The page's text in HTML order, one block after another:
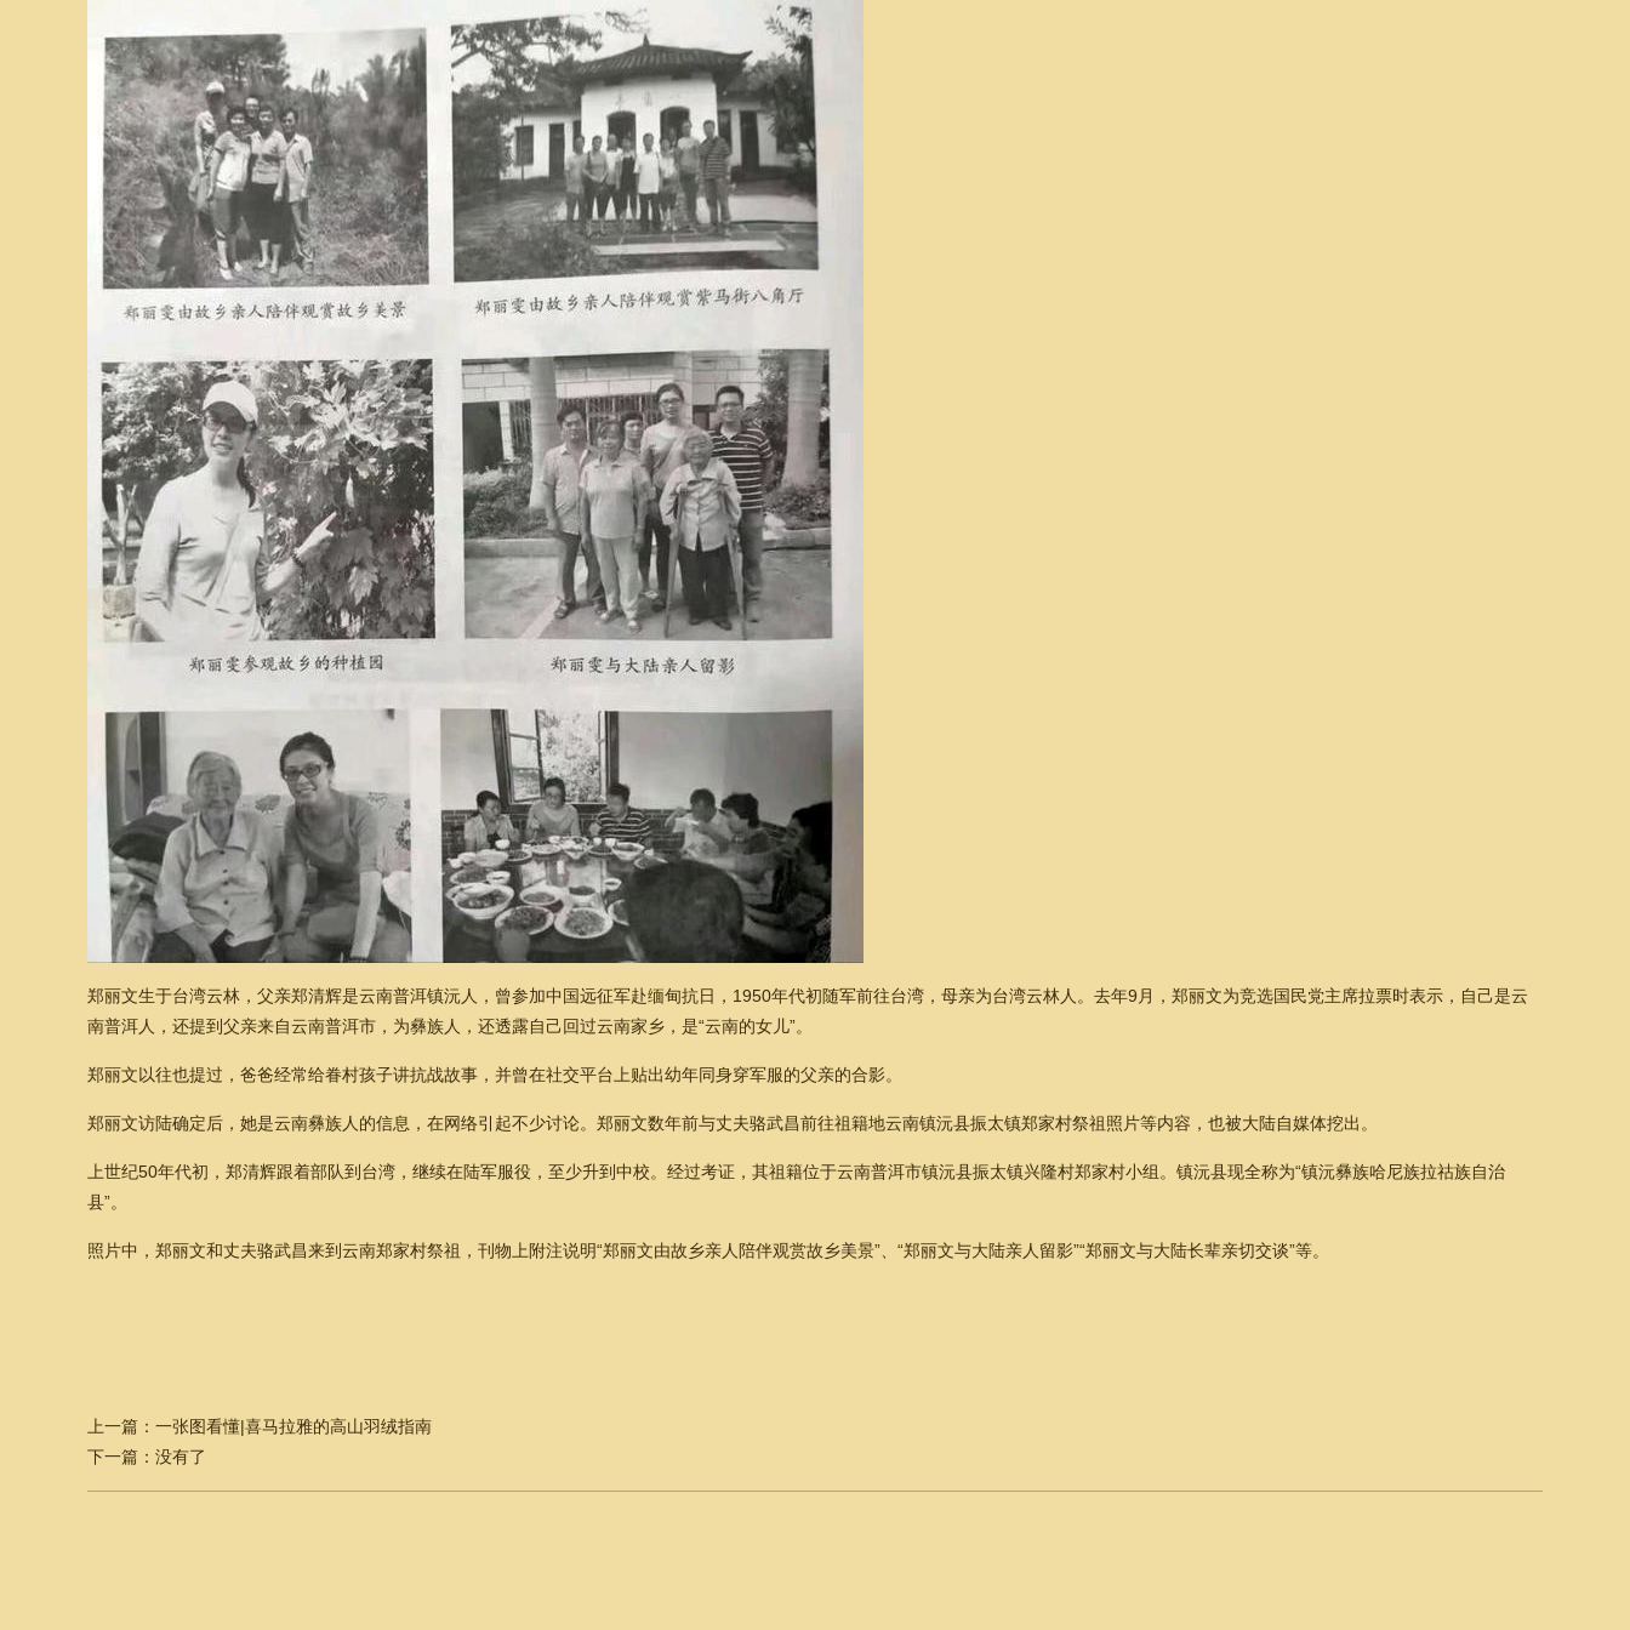
郑丽文生于台湾云林，父亲郑清辉是云南普洱镇沅人，曾参加中国远征军赴缅甸抗日，1950年代初随军前往台湾，母亲为台湾云林人。去年9月，郑丽文为竞选国民党主席拉票时表示，自己是云
南普洱人，还提到父亲来自云南普洱市，为彝族人，还透露自己回过云南家乡，是“云南的女儿”。
郑丽文以往也提过，爸爸经常给眷村孩子讲抗战故事，并曾在社交平台上贴出幼年同身穿军服的父亲的合影。
郑丽文访陆确定后，她是云南彝族人的信息，在网络引起不少讨论。郑丽文数年前与丈夫骆武昌前往祖籍地云南镇沅县振太镇郑家村祭祖照片等内容，也被大陆自媒体挖出。
上世纪50年代初，郑清辉跟着部队到台湾，继续在陆军服役，至少升到中校。经过考证，其祖籍位于云南普洱市镇沅县振太镇兴隆村郑家村小组。镇沅县现全称为“镇沅彝族哈尼族拉祜族自治
县”。
照片中，郑丽文和丈夫骆武昌来到云南郑家村祭祖，刊物上附注说明“郑丽文由故乡亲人陪伴观赏故乡美景”、“郑丽文与大陆亲人留影”“郑丽文与大陆长辈亲切交谈”等。
上一篇： 一张图看懂|喜马拉雅的高山羽绒指南
下一篇：没有了